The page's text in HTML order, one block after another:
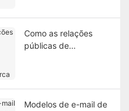
Como as relações
públicas de
Modelos de e-mail de